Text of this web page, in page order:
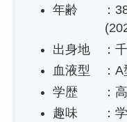
年齢 ：
(2024
出身地 ：千
血液型 ：A
学歴 ：高
趣味 ：学